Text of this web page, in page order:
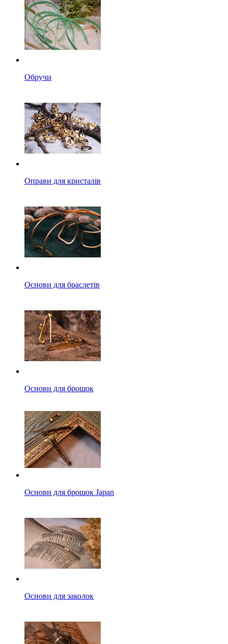
Обручи
Оправи для кристалів
Основи для браслетів
Основи для брошок
Основи для брошок Japan
Основи для заколок